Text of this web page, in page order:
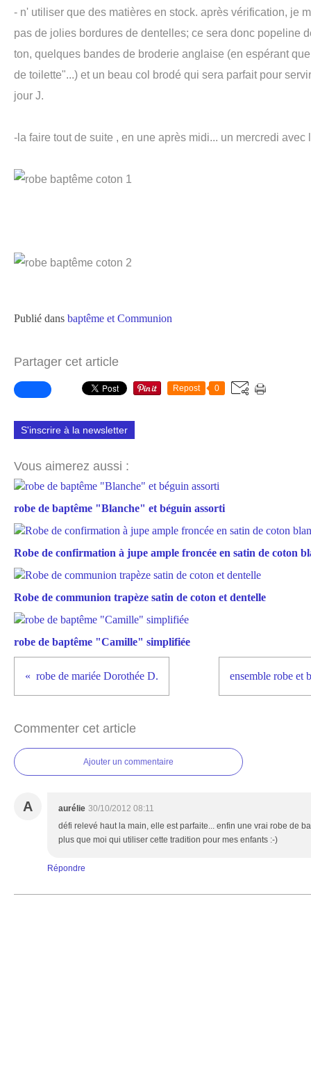
- n' utiliser que des matières en stock. après vérification, je
pas de jolies bordures de dentelles; ce sera donc popeline
ton, quelques bandes de broderie anglaise (en espérant
de toilette"...) et un beau col brodé qui sera parfait pour
jour J.
-la faire tout de suite , en une après midi... un mercredi avec
Publié dans baptême et Communion
Partager cet article
Repost 0
S'inscrire à la newsletter
Vous aimerez aussi :
robe de baptême "Blanche" et béguin assorti
Robe de confirmation à jupe ample froncée en satin de coton
Robe de communion trapèze satin de coton et dentelle
robe de baptême "Camille" simplifiée
robe de mariée Dorothée D. ensemble robe et
Commenter cet article
Ajouter un commentaire
A aurélie 30/10/2012 08:11
défi relevé haut la main, elle est parfaite... enfin une vrai robe de
plus que moi qui utiliser cette tradition pour mes enfants :-)
Répondre